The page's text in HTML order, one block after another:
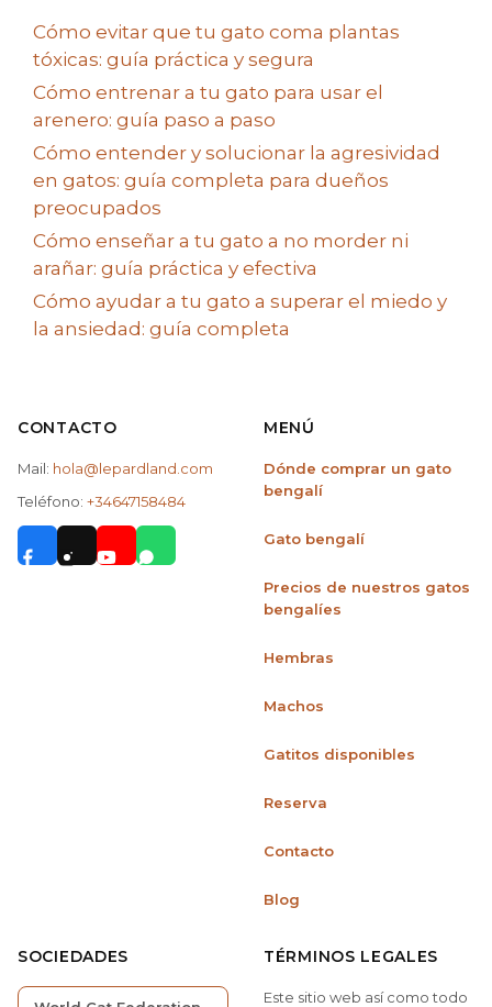
Cómo evitar que tu gato coma plantas
tóxicas: guía práctica y segura
Cómo entrenar a tu gato para usar el
arenero: guía paso a paso
Cómo entender y solucionar la agresividad
en gatos: guía completa para dueños
preocupados
Cómo enseñar a tu gato a no morder ni
arañar: guía práctica y efectiva
Cómo ayudar a tu gato a superar el miedo y
la ansiedad: guía completa
CONTACTO
Mail: hola@lepardland.com
Teléfono: +34647158484
MENÚ
Dónde comprar un gato
bengalí
Gato bengalí
Precios de nuestros gatos
bengalíes
Hembras
Machos
Gatitos disponibles
Reserva
Contacto
Blog
SOCIEDADES TÉRMINOS LEGALES
Este sitio web así como todo